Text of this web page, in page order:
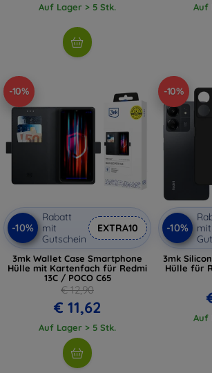
Auf Lager > 5 Stk. Auf
-10%
-10%
Rabatt
mit
Gutschein
EXTRA10
3mk Wallet Case Smartphone
Hülle mit Kartenfach für Redmi
13C / POCO C65
€ 12,90
€ 11,62
Auf Lager > 5 Stk.
-10%
-10%
mit
3mk
Hülle für
Auf